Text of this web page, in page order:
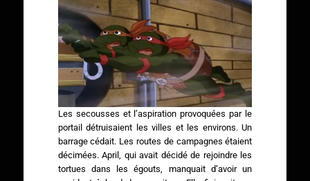
Les secousses et l’aspiration provoquées par le
portail détruisaient les villes et les environs. Un
barrage cédait. Les routes de campagnes étaient
décimées. April, qui avait décidé de rejoindre les
tortues dans les égouts, manquait d’avoir un